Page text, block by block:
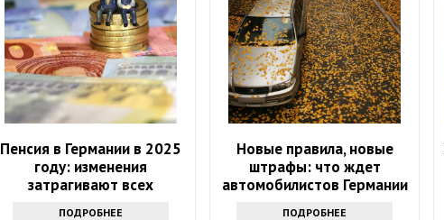
Пенсия в Германии в 2025
году: изменения
затрагивают всех
ПОДРОБНЕЕ
Новые правила, новые
штрафы: что ждет
автомобилистов Германии
ПОДРОБНЕЕ